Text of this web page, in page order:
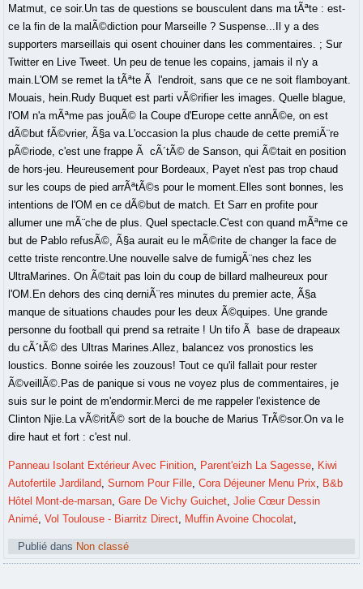
Matmut, ce soir.Un tas de questions se bousculent dans ma tÃªte : est-
ce la fin de la malÃ©diction pour Marseille ? Suspense...Il y a des
supporters marseillais qui osent chouiner dans les commentaires. ; Sur
Twitter en Live Tweet. Un peu de tenue les copains, jamais il n'y a
main.L'OM se remet la tÃªte Ã l'endroit, sans que ce ne soit flamboyant.
Mouais, hein.Rudy Buquet est parti vÃ©rifier les images. Quelle blague,
l'OM n'a mÃªme pas jouÃ© la Coupe d'Europe cette annÃ©e, on est
dÃ©but fÃ©vrier, Ã§a va.L'occasion la plus chaude de cette premiÃ¨re
pÃ©riode, c'est une frappe Ã cÃ´tÃ© de Sanson, qui Ã©tait en position
de hors-jeu. Heureusement pour Bordeaux, Payet n'est pas trop chaud
sur les coups de pied arrÃªtÃ©s pour le moment.Elles sont bonnes, les
intentions de l'OM en ce dÃ©but de match. Et Sarr en profite pour
allumer une mÃ¨che de plus. Quel spectacle.C'est con quand mÃªme ce
but de Pablo refusÃ©, Ã§a aurait eu le mÃ©rite de changer la face de
cette triste rencontre.Une nouvelle salve de fumigÃ¨nes chez les
UltraMarines. On Ã©tait pas loin du coup de billard malheureux pour
l'OM.En dehors des cinq derniÃ¨res minutes du premier acte, Ã§a
manque de situations chaudes pour les deux Ã©quipes. Une grande
personne du football qui prend sa retraite ! Un tifo Ã base de drapeaux
du cÃ´tÃ© des Ultras Marines.Allez, balancez vos pronostics les
loustics. Bonne soirée les zouzous! Tout ce qu'il fallait pour rester
Ã©veillÃ©.Pas de panique si vous ne voyez plus de commentaires, je
suis sur le point de m'endormir.Merci de me rappeler l'existence de
Clinton Njie.La vÃ©ritÃ© sort de la bouche de Marius TrÃ©sor.On va le
dire haut et fort : c'est nul.
Panneau Isolant Extérieur Avec Finition, Parent'eizh La Sagesse, Kiwi
Autofertile Jardiland,Surnom Pour Fille,Cora Déjeuner Menu Prix, B&b
Hôtel Mont-de-marsan,Gare De Vichy Guichet,Jolie Cœur Dessin
Animé,Vol Toulouse - Biarritz Direct, Muffin Avoine Chocolat,
Publié dans Non classé